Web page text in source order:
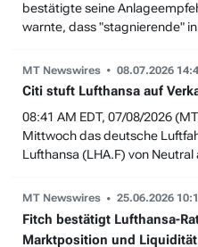
bestätigte seine
warnte, dass "stagnierende"
MT Newswires 08.07.2026
Citi stuft Lufthansa auf
08:41 AM EDT, 07/08/2026
Mittwoch das deutsche
Lufthansa (LHA.F) von Neutral
MT Newswires 25.06.2026
Fitch bestätigt Lufthansa-
Marktposition und Liquidität